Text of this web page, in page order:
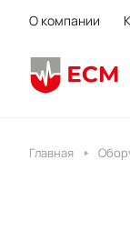
О компании
Главная